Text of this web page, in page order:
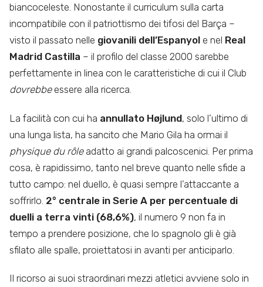
biancoceleste. Nonostante il curriculum sulla carta
incompatibile con il patriottismo dei tifosi del Barça –
visto il passato nelle giovanili dell’Espanyol e nel Real
Madrid Castilla – il profilo del classe 2000 sarebbe
perfettamente in linea con le caratteristiche di cui il Club
dovrebbeessere alla ricerca.
La facilità con cui ha annullato Højlund, solo l’ultimo di
una lunga lista, ha sancito che Mario Gila ha ormai il
physique du rôle adatto ai grandi palcoscenici. Per prima
cosa, è rapidissimo, tanto nel breve quanto nelle sfide a
tutto campo: nel duello, è quasi sempre l’attaccante a
soffrirlo. 2° centrale in Serie A per percentuale di
duelli a terra vinti (68,6%), il numero 9 non fa in
tempo a prendere posizione, che lo spagnolo gli è già
sfilato alle spalle, proiettatosi in avanti per anticiparlo.
Il ricorso ai suoi straordinari mezzi atletici avviene solo in